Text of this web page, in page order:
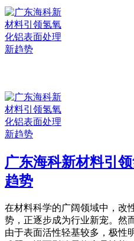
广东海科新材料引
趋势
在材料科学的广阔领域中，改
势，正逐步成为行业新宠。然
由于表面活性轻基较多，极性